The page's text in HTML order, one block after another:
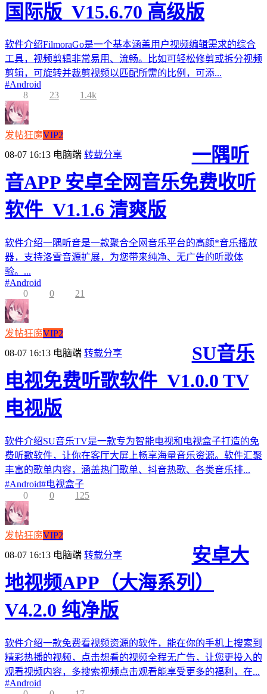
国际版_V15.6.70 高级版
软件介绍FilmoraGo是一个基本涵盖用户视频编辑需求的综合
工具，视频剪辑非常易用、流畅。比如可轻松修剪或拆分视频
剪辑，可旋转并裁剪视频以匹配所需的比例，可添...
#Android
8
23 1.4k
发帖狂魔VIP2
08-07 16:13 电脑端 转载分享
一隅听
音APP 安卓全网音乐免费收听
软件_V1.1.6 清爽版
软件介绍一隅听音是一款聚合全网音乐平台的高颜*音乐播放
器，支持洛雪音源扩展，为您带来纯净、无广告的听歌体
验。...
#Android
0
0 21
发帖狂魔VIP2
08-07 16:13 电脑端 转载分享
SU音乐
电视免费听歌软件_V1.0.0 TV
电视版
软件介绍SU音乐TV是一款专为智能电视和电视盒子打造的免
费听歌软件，让你在客厅大屏上畅享海量音乐资源。软件汇聚
丰富的歌单内容，涵盖热门歌单、抖音热歌、各类音乐排...
#Android#电视盒子
0
0 125
发帖狂魔VIP2
08-07 16:13 电脑端 转载分享
安卓大
地视频APP（大海系列）
V4.2.0 纯净版
软件介绍一款免费看视频资源的软件，能在你的手机上搜索到
精彩热播的视频，点击想看的视频全程无广告，让您更投入的
观看视频内容，多搜索视频点击观看能享受更多的福利，在...
#Android